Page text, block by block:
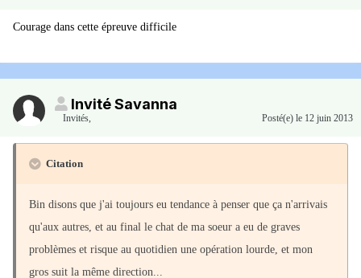
Courage dans cette épreuve difficile
Invité Savanna
Invités, Posté(e) le 12 juin 2013
Citation
Bin disons que j'ai toujours eu tendance à penser que ça n'arrivais
qu'aux autres, et au final le chat de ma soeur a eu de graves
problèmes et risque au quotidien une opération lourde, et mon
gros suit la même direction...